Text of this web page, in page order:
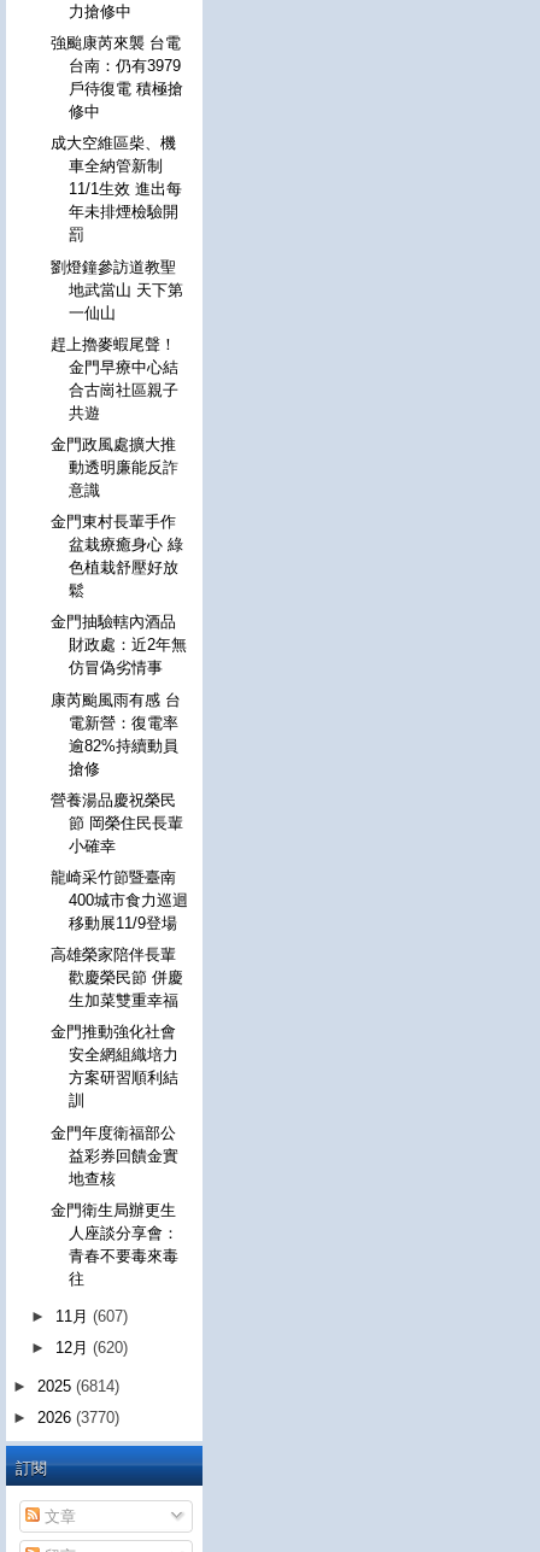
力搶修中
強颱康芮來襲 台電
台南：仍有3979
戶待復電 積極搶
修中
成大空維區柴、機
車全納管新制
11/1生效 進出每
年未排煙檢驗開
罰
劉燈鐘參訪道教聖
地武當山 天下第
一仙山
趕上擼麥蝦尾聲！
金門早療中心結
合古崗社區親子
共遊
金門政風處擴大推
動透明廉能反詐
意識
金門東村長輩手作
盆栽療癒身心 綠
色植栽舒壓好放
鬆
金門抽驗轄內酒品
財政處：近2年無
仿冒偽劣情事
康芮颱風雨有感 台
電新營：復電率
逾82%持續動員
搶修
營養湯品慶祝榮民
節 岡榮住民長輩
小確幸
龍崎采竹節暨臺南
400城市食力巡迴
移動展11/9登場
高雄榮家陪伴長輩
歡慶榮民節 併慶
生加菜雙重幸福
金門推動強化社會
安全網組織培力
方案研習順利結
訓
金門年度衛福部公
益彩券回饋金實
地查核
金門衛生局辦更生
人座談分享會：
青春不要毒來毒
往
► 11月(607)
► 12月(620)
► 2025 (6814)
► 2026 (3770)
訂閱
文章